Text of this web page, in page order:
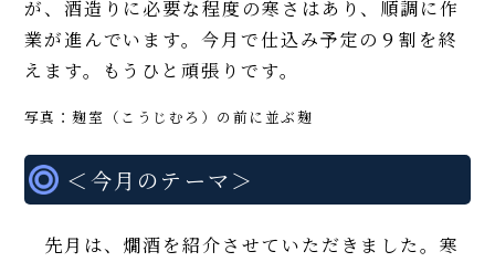
が、酒造りに必要な程度の寒さはあり、順調に作
業が進んでいます。今月で仕込み予定の９割を終
えます。もうひと頑張りです。
写真：麹室（こうじむろ）の前に並ぶ麹
＜今月のテーマ＞
先月は、燗酒を紹介させていただきました。寒